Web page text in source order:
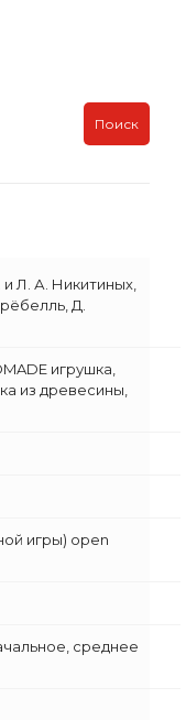
Поиск
Л. А. Никитиных,
Д.
игрушка,
из древесины,
игры) open
среднее